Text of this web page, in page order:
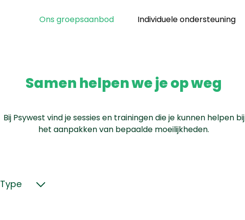
Samen helpen we je op weg
Ons groepsaanbod Individuele ondersteuning
Bij Psywest vind je sessies en trainingen die je kunnen helpen bij
het aanpakken van bepaalde moeilijkheden.
Type